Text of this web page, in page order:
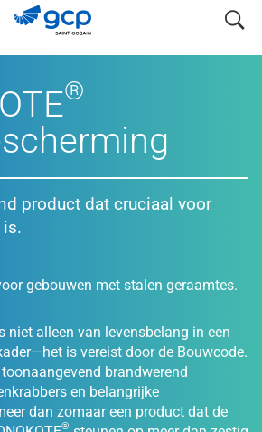
search
®
product dat cruciaal voor
gebouwen met stalen geraamtes.
niet alleen van levensbelang in een
is vereist door de Bouwcode.
toonaangevend brandwerend
en belangrijke
dan zomaar een product dat de
®